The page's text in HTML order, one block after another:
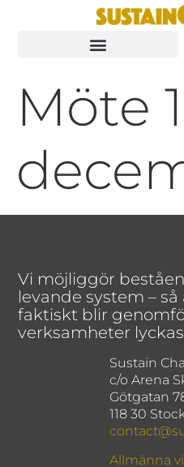
Möte
Vi möjliggör
levande system –
faktiskt blir
verksamheter
Sustain
c/o Arena
Götgatan
118 30
Allmänna